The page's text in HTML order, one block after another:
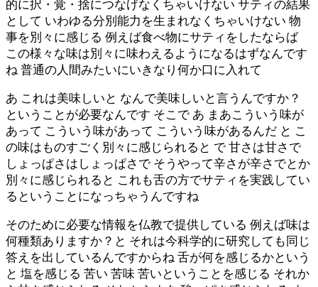
的に択・覚・捨につなげなくちゃいけない サティの結果
として いわゆる分別能力を生まれなくちゃいけない 物
事を別々に感じる 例えば食べ物にサティをしたならば
この様々な味は別々に味わえるようになるはずなんです
ね 普通の人間みたいにいきなり何か口に入れて
あ これは美味しいと なんで美味しいと言うんですか？
ということが必要なんです そこで あ まあこういう味が
あって こういう味があって こういう味があるんだ と こ
の味はものすごく別々に感じられると で 甘さは甘さで
しょっぱさはしょっぱさで そうやって辛さが辛さでとか
別々に感じられると これも舌の方でサティを実践してい
るということになっちゃうんですね
そのために必要な情報を仏教で提供している 例えば味は
何種類ありますか？と それは今科学的に研究しても同じ
答えを出しているんですからね 舌が何を感じるかという
と 塩を感じる 苦い 苦味 苦いということを感じる それか